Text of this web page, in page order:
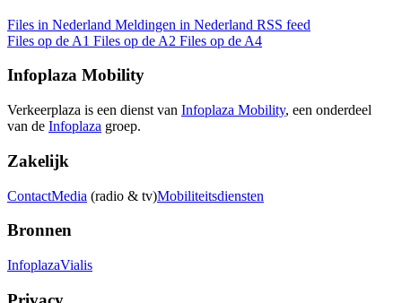
Files in Nederland Meldingen in Nederland RSS feed
Files op de A1 Files op de A2 Files op de A4
Infoplaza Mobility
Verkeerplaza is een dienst van Infoplaza Mobility, een onderdeel
van de Infoplaza groep.
Zakelijk
ContactMedia (radio & tv)Mobiliteitsdiensten
Bronnen
InfoplazaVialis